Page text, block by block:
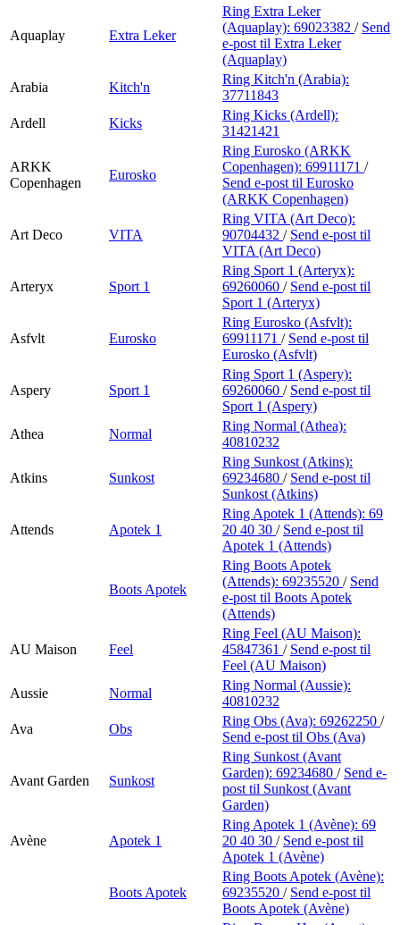
Aquaplay Extra Leker
Ring Extra Leker
(Aquaplay): 69023382 / Send
e-post til Extra Leker
(Aquaplay)
Arabia
Kitch'n
Ring Kitch'n (Arabia):
37711843
Ardell
Kicks
Ring Kicks (Ardell):
31421421
ARKK
Copenhagen
Eurosko
Ring Eurosko (ARKK
Copenhagen): 69911171 /
Send e-post til Eurosko
(ARKK Copenhagen)
Art Deco VITA
Ring VITA (Art Deco):
90704432 / Send e-post til
VITA (Art Deco)
Arteryx Sport 1
Ring Sport 1 (Arteryx):
69260060 / Send e-post til
Sport 1 (Arteryx)
Asfvlt Eurosko
Ring Eurosko (Asfvlt):
69911171 / Send e-post til
Eurosko (Asfvlt)
Aspery Sport 1
Ring Sport 1 (Aspery):
69260060 / Send e-post til
Sport 1 (Aspery)
Athea
Normal
Ring Normal (Athea):
40810232
Atkins Sunkost
Ring Sunkost (Atkins):
69234680 / Send e-post til
Sunkost (Atkins)
Attends Apotek 1
Ring Apotek 1 (Attends): 69
20 40 30 / Send e-post til
Apotek 1 (Attends)
Boots Apotek
Ring Boots Apotek
(Attends): 69235520 / Send
e-post til Boots Apotek
(Attends)
AU Maison Feel
Ring Feel (AU Maison):
45847361 / Send e-post til
Feel (AU Maison)
Aussie
Normal
Ring Normal (Aussie):
40810232
Ava
Obs
Ring Obs (Ava): 69262250 /
Send e-post til Obs (Ava)
Avant Garden Sunkost
Ring Sunkost (Avant
Garden): 69234680 / Send e-
post til Sunkost (Avant
Garden)
Avène Apotek 1
Ring Apotek 1 (Avène): 69
20 40 30 / Send e-post til
Apotek 1 (Avène)
Boots Apotek
Ring Boots Apotek (Avène):
69235520 / Send e-post til
Boots Apotek (Avène)